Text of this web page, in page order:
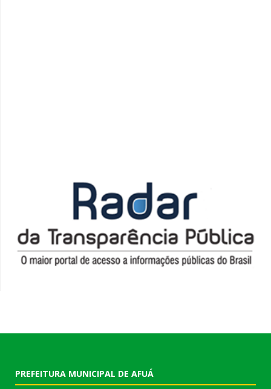
PREFEITURA MUNICIPAL DE AFUÁ